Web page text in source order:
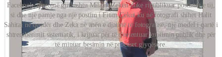
Facebook, tregojnë gjithashtu Milaim Zekën duke ripublikuar postimet e tij,
si dhe një pamje nga një postim i Fitim Çekut ku në fotografi shihet Halit
Sahitaj në qendër dhe Zeka në anën e djathtë të fotografisë, një model i qartë i
shtrembërimit sistematik, i krijuar për të ç'orientuar kuptimin publik dhe për
të minuar besimin në proceset gjyqësore.